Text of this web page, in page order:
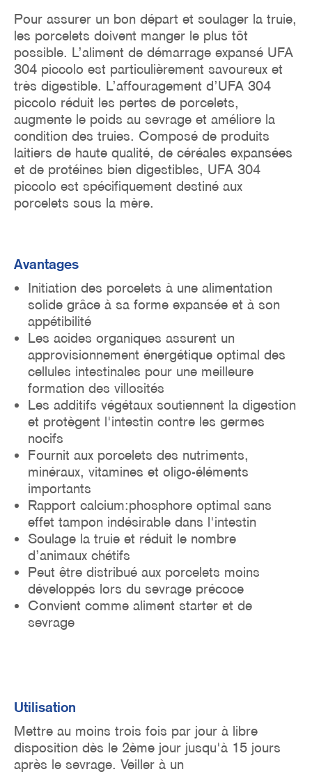
Pour assurer un bon départ et soulager la truie,
les porcelets doivent manger le plus tôt
possible. L’aliment de démarrage expansé UFA
304 piccolo est particulièrement savoureux et
très digestible. L’affouragement d’UFA 304
piccolo réduit les pertes de porcelets,
augmente le poids au sevrage et améliore la
condition des truies. Composé de produits
laitiers de haute qualité, de céréales expansées
et de protéines bien digestibles, UFA 304
piccolo est spécifiquement destiné aux
porcelets sous la mère.
Avantages
Initiation des porcelets à une alimentation
solide grâce à sa forme expansée et à son
appétibilité
Les acides organiques assurent un
approvisionnement énergétique optimal des
cellules intestinales pour une meilleure
formation des villosités
Les additifs végétaux soutiennent la digestion
et protègent l'intestin contre les germes
nocifs
Fournit aux porcelets des nutriments,
minéraux, vitamines et oligo-éléments
importants
Rapport calcium:phosphore optimal sans
effet tampon indésirable dans l'intestin
Soulage la truie et réduit le nombre
d’animaux chétifs
Peut être distribué aux porcelets moins
développés lors du sevrage précoce
Convient comme aliment starter et de
sevrage
Utilisation
Mettre au moins trois fois par jour à libre
disposition dès le 2ème jour jusqu'à 15 jours
après le sevrage. Veiller à un